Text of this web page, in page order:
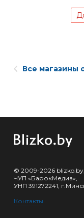
Все магазины
© 2009-2026 blizko.by,
ЧУП «БарокМедиа»,
УНП 391272241,
Контакты